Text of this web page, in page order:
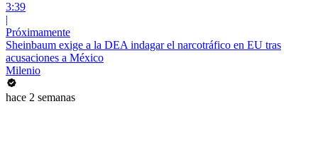
3:39
|
Próximamente
Sheinbaum exige a la DEA indagar el narcotráfico en EU tras
acusaciones a México
Milenio
hace 2 semanas